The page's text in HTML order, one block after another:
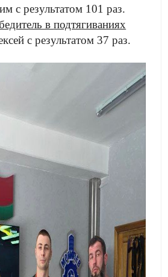
с результатом 101 раз.
вподтягиваниях
с результатом 37 раз.